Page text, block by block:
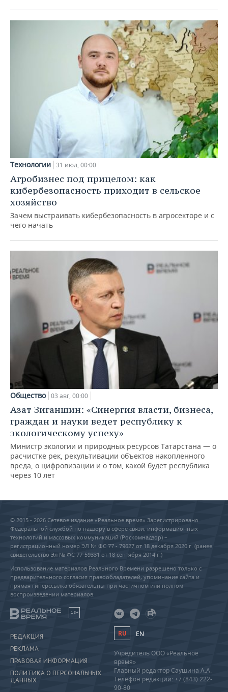
Технологии 31 июл, 00:00
Агробизнес под прицелом: как
кибербезопасность приходит в сельское
хозяйство
Зачем выстраивать кибербезопасность в агросекторе и с
чего начать
Общество 03 авг, 00:00
Азат Зиганшин: «Синергия власти, бизнеса,
граждан и науки ведет республику к
экологическому успеху»
Министр экологии и природных ресурсов Татарстана — о
расчистке рек, рекультивации объектов накопленного
вреда, о цифровизации и о том, какой будет республика
через 10 лет
© 2015 - 2026 Сетевое издание «Реальное время» Зарегистрировано
Федеральной службой по надзору в сфере связи, информационных
технологий и массовых коммуникаций (Роскомнадзор) –
регистрационный номер ЭЛ № ФС 77 - 79627 от 18 декабря 2020 г. (ранее
свидетельство Эл № ФС 77-59331 от 18 сентября 2014 г.)
Использование материалов Реального Времени разрешено только с
предварительного согласия правообладателей, упоминание сайта и
прямая гиперссылка обязательны при частичном или полном
воспроизведении материалов.
18+
РЕДАКЦИЯ
РЕКЛАМА
ПРАВОВАЯ ИНФОРМАЦИЯ
ПОЛИТИКА О ПЕРСОНАЛЬНЫХ
ДАННЫХ
RU EN
Учредитель ООО «Реальное
время»
Главный редактор Саушина А.А.
Телефон редакции: +7 (843) 222-
90-80